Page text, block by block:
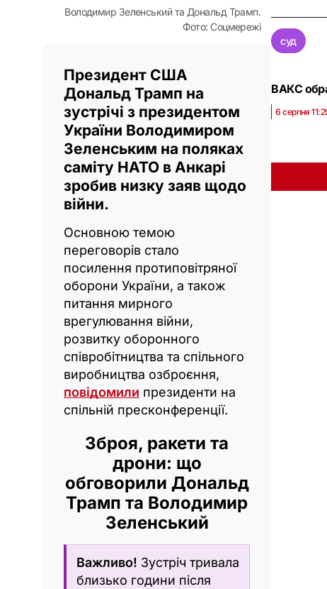
Володимир Зеленський та Дональд Трамп.
Фото: Соцмережі
Президент США
Дональд Трамп на
зустрічі з президентом
України Володимиром
Зеленським на поляках
саміту НАТО в Анкарі
зробив низку заяв щодо
війни.
Основною темою
переговорів стало
посилення протиповітряної
оборони України, а також
питання мирного
врегулювання війни,
розвитку оборонного
співробітництва та спільного
виробництва озброєння,
повідомили президенти на
спільній пресконференції.
Зброя, ракети та
дрони: що
обговорили Дональд
Трамп та Володимир
Зеленський
Важливо! Зустріч тривала
близько години після
суд
ВАКС
6 серпня